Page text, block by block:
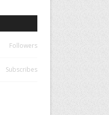
Followers
Subscribes